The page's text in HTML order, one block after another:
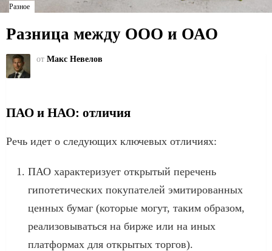
Разное
Разница между ООО и ОАО
от Макс Невелов
ПАО и НАО: отличия
Речь идет о следующих ключевых отличиях:
ПАО характеризует открытый перечень
гипотетических покупателей эмитированных
ценных бумаг (которые могут, таким образом,
реализовываться на бирже или на иных
платформах для открытых торгов).